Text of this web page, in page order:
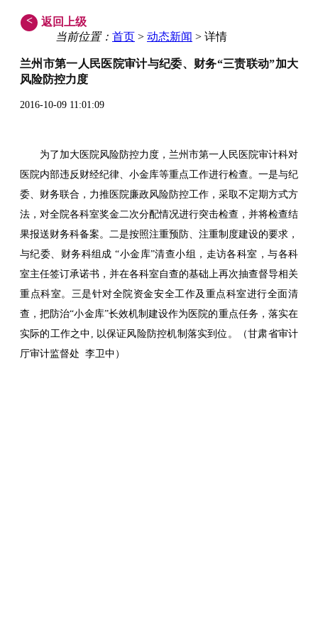
<
返回上级
当前位置： 首页 > 动态新闻 > 详情
兰州市第一人民医院审计与纪委、财务“三责联动”加大
风险防控力度
2016-10-09 11:01:09
为了加大医院风险防控力度，兰州市第一人民医院审计科对
医院内部违反财经纪律、小金库等重点工作进行检查。一是与纪
委、财务联合，力推医院廉政风险防控工作，采取不定期方式方
法，对全院各科室奖金二次分配情况进行突击检查，并将检查结
果报送财务科备案。二是按照注重预防、注重制度建设的要求，
与纪委、财务科组成 “小金库”清查小组，走访各科室，与各科
室主任签订承诺书，并在各科室自查的基础上再次抽查督导相关
重点科室。三是针对全院资金安全工作及重点科室进行全面清
查，把防治“小金库”长效机制建设作为医院的重点任务，落实在
实际的工作之中, 以保证风险防控机制落实到位。（甘肃省审计
厅审计监督处 李卫中）